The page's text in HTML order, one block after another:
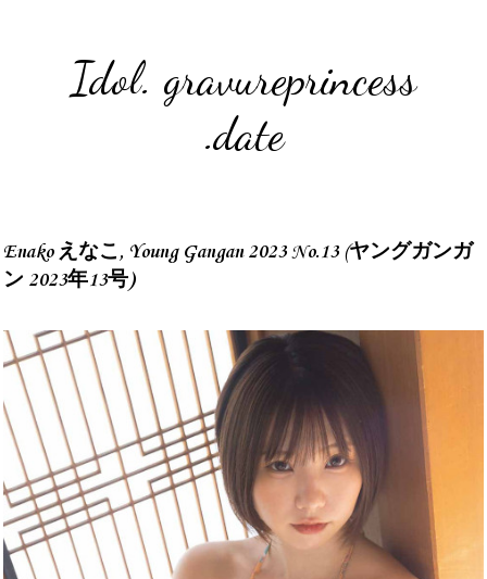
Idol. gravureprincess
.date
Enako えなこ, Young Gangan 2023 No.13 (ヤングガンガ
ン 2023年13号)